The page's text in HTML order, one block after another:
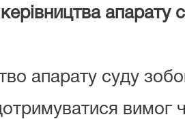
апарату
апарату суду
вимог